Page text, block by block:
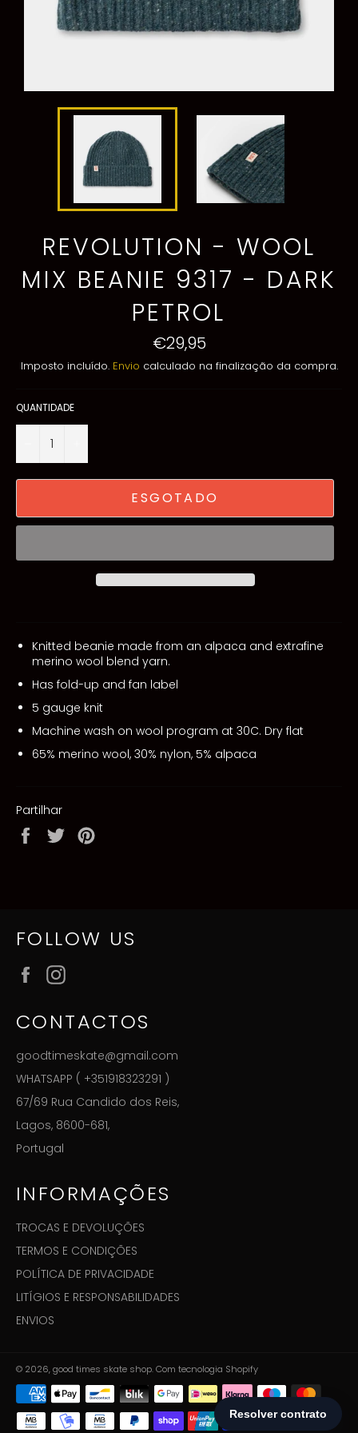
REVOLUTION - WOOL
MIX BEANIE 9317 - DARK
PETROL
Preço
normal
€29,95
Imposto incluído. Envio calculado na finalização da compra.
QUANTIDADE
ESGOTADO
Knitted beanie made from an alpaca and extrafine
merino wool blend yarn.
Has fold-up and fan label
5 gauge knit
Machine wash on wool program at 30C. Dry flat
65% merino wool, 30% nylon, 5% alpaca
Partilhar
Partilhe
no
Twittar
no
FOLLOW US
Facebook
CONTACTOS
goodtimeskate@gmail.com
WHATSAPP ( +351918323291 )
67/69 Rua Candido dos Reis,
Lagos, 8600-681,
Portugal
INFORMAÇÕES
TROCAS E DEVOLUÇÕES
TERMOS E CONDIÇÕES
POLÍTICA DE PRIVACIDADE
LITÍGIOS E RESPONSABILIDADES
ENVIOS
© 2026,good times skate shop.Com tecnologia Shopify
Métodos
de
Pagamento